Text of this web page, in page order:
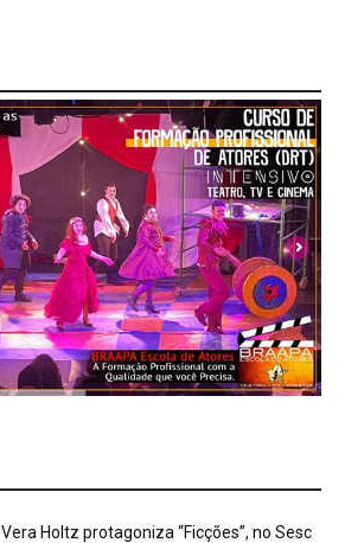
Vera Holtz protagoniza “Ficções”, no Sesc